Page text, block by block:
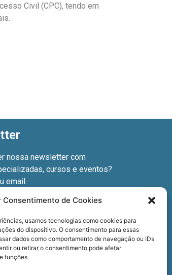
Consentimento de Cookies
usamos tecnologias como cookies para
do dispositivo. O consentimento para essas
dados como comportamento de navegação ou IDs
ou retirar o consentimento pode afetar
funções.
Civil (CPC), tendo em
nossa newsletter com
cursos e eventos?
email.
aPolítica de privacidade